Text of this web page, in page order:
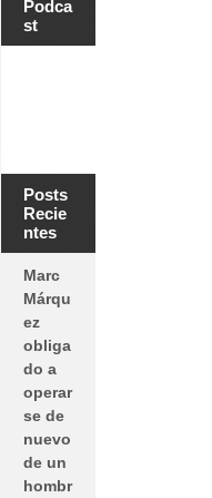
Podca
st
Posts
Recie
ntes
Marc
Márqu
ez
obliga
do a
operar
se de
nuevo
de un
hombr